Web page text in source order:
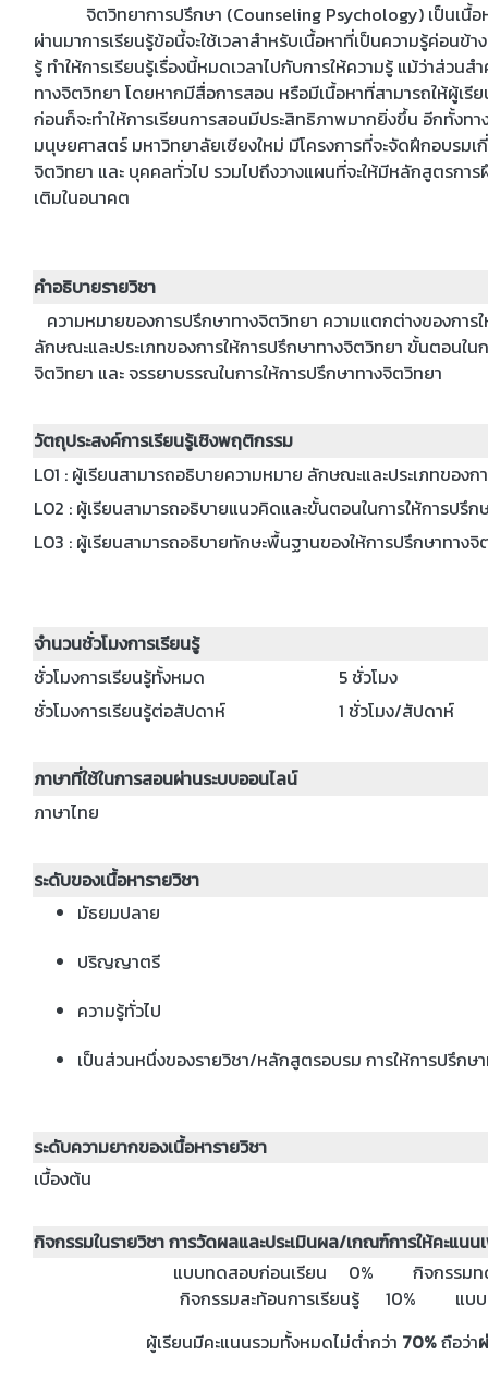
จิตวิทยาการปรึกษา (Counseling Psychology) เป็นเนื้
ผ่านมาการเรียนรู้ข้อนี้จะใช้เวลาสำหรับเนื้อหาที่เป็นความรู้ค่อนข้
รู้ ทำให้การเรียนรู้เรื่องนี้หมดเวลาไปกับการให้ความรู้ แม้ว่าส่วน
ทางจิตวิทยา โดยหากมีสื่อการสอน หรือมีเนื้อหาที่สามารถให้ผู้เ
ก่อนก็จะทำให้การเรียนการสอนมีประสิทธิภาพมากยิ่งขึ้น อีกทั้ง
มนุษยศาสตร์ มหาวิทยาลัยเชียงใหม่ มีโครงการที่จะจัดฝึกอบรม
จิตวิทยา และ บุคคลทั่วไป รวมไปถึงวางแผนที่จะให้มีหลักสูตรกา
เติมในอนาคต
คำอธิบายรายวิชา
ความหมายของการปรึกษาทางจิตวิทยา ความแตกต่างของกา
ลักษณะและประเภทของการให้การปรึกษาทางจิตวิทยา ขั้นตอนใ
จิตวิทยา และ จรรยาบรรณในการให้การปรึกษาทางจิตวิทยา
วัตถุประสงค์การเรียนรู้เชิงพฤติกรรม
LO1 : ผู้เรียนสามารถอธิบายความหมาย ลักษณะและประเภทของ
LO2 : ผู้เรียนสามารถอธิบายแนวคิดและขั้นตอนในการให้การปรึก
LO3 : ผู้เรียนสามารถอธิบายทักษะพื้นฐานของให้การปรึกษาทาง
จำนวนชั่วโมงการเรียนรู้
ชั่วโมงการเรียนรู้ทั้งหมด
5 ชั่วโมง
ชั่วโมงการเรียนรู้ต่อสัปดาห์
1 ชั่วโมง/สัปดาห์
ภาษาที่ใช้ในการสอนผ่านระบบออนไลน์
ภาษาไทย
ระดับของเนื้อหารายวิชา
มัธยมปลาย
ปริญญาตรี
ความรู้ทั่วไป
เป็นส่วนหนึ่งของรายวิชา/หลักสูตรอบรม การให้การปรึกษ
ระดับความยากของเนื้อหารายวิชา
เบื้องต้น
กิจกรรมในรายวิชา การวัดผลและประเมินผล/เกณฑ์การให้คะแน
แบบทดสอบก่อนเรียน 0% กิจก
กิจกรรมสะท้อนการเรียนรู้
ผู้เรียนมีคะแนนรวมทั้งหมดไม่ต่ำกว่า 70%ถือว่า